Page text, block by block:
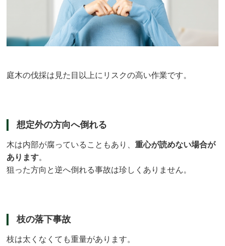
庭木の伐採は見た目以上にリスクの高い作業です。
想定外の方向へ倒れる
木は内部が腐っていることもあり、重心が読めない場合が
あります。
狙った方向と逆へ倒れる事故は珍しくありません。
枝の落下事故
枝は太くなくても重量があります。